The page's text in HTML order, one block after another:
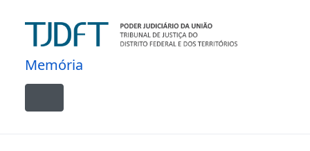
Memória
Toggle navigation